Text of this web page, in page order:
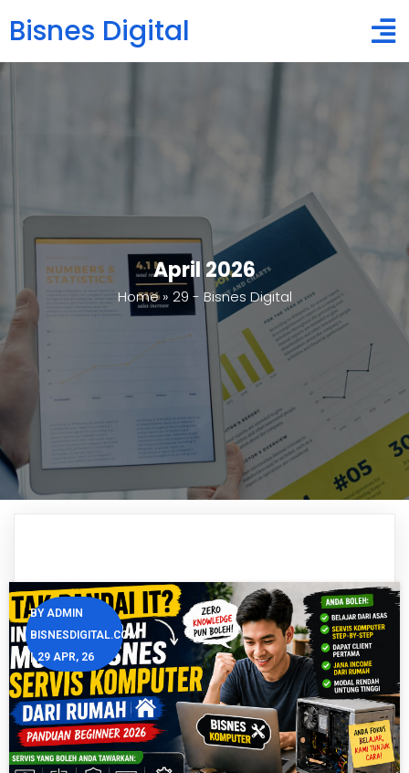
Bisnes Digital
April 2026
Home» 29 - Bisnes Digital
BYADMIN
BISNESDIGITAL.COM
| 29 APR, 26